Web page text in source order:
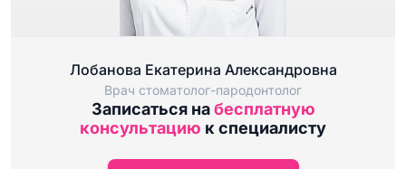
Лобанова Екатерина Александровна
Врач стоматолог-пародонтолог
Записаться набесплатную
консультацию к специалисту